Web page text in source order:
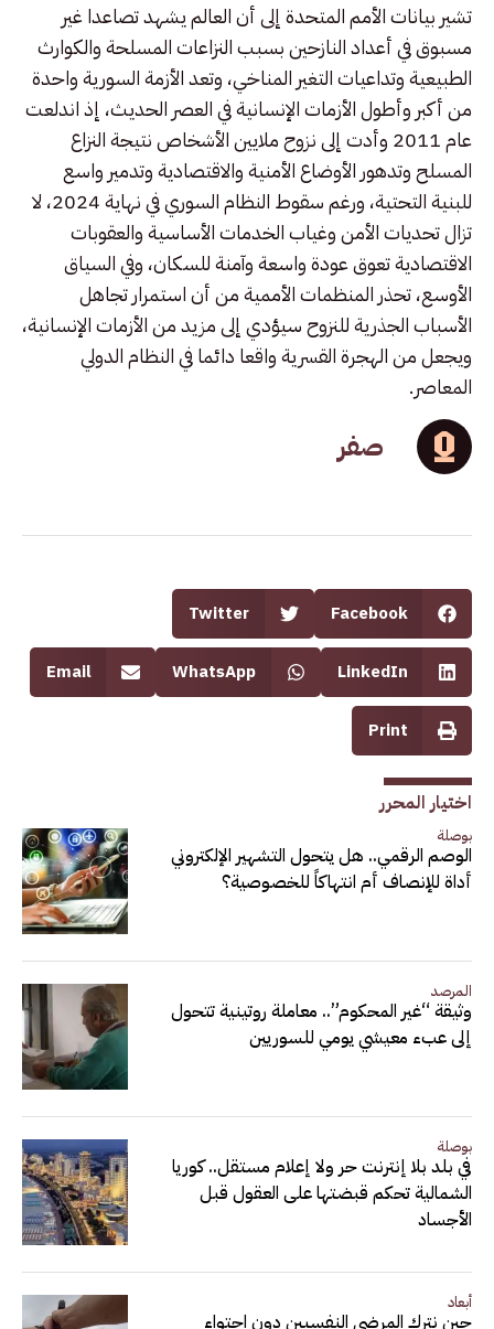
تشير بيانات الأمم المتحدة إلى أن العالم يشهد تصاعدا غير
مسبوق في أعداد النازحين بسبب النزاعات المسلحة والكوارث
الطبيعية وتداعيات التغير المناخي، وتعد الأزمة السورية واحدة
من أكبر وأطول الأزمات الإنسانية في العصر الحديث، إذ اندلعت
عام 2011 وأدت إلى نزوح ملايين الأشخاص نتيجة النزاع
المسلح وتدهور الأوضاع الأمنية والاقتصادية وتدمير واسع
للبنية التحتية، ورغم سقوط النظام السوري في نهاية 2024، لا
تزال تحديات الأمن وغياب الخدمات الأساسية والعقوبات
الاقتصادية تعوق عودة واسعة وآمنة للسكان، وفي السياق
الأوسع، تحذر المنظمات الأممية من أن استمرار تجاهل
الأسباب الجذرية للنزوح سيؤدي إلى مزيد من الأزمات الإنسانية،
ويجعل من الهجرة القسرية واقعا دائما في النظام الدولي
المعاصر.
صفر
Facebook
Twitter
LinkedIn
WhatsApp
Email
Print
اختيار المحرر
بوصلة
الوصم الرقمي.. هل يتحول التشهير الإلكتروني
أداة للإنصاف أم انتهاكاً للخصوصية؟
المرصد
وثيقة “غير المحكوم”.. معاملة روتينية تتحول
إلى عبء معيشي يومي للسوريين
بوصلة
في بلد بلا إنترنت حر ولا إعلام مستقل.. كوريا
الشمالية تحكم قبضتها على العقول قبل
الأجساد
أبعاد
حين نترك المرضى النفسيين دون احتواء